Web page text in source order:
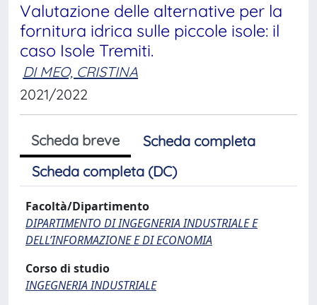
Valutazione delle alternative per la
fornitura idrica sulle piccole isole: il
caso Isole Tremiti.
DI MEO, CRISTINA
2021/2022
Scheda breve
Scheda completa
Scheda completa (DC)
Facoltà/Dipartimento
DIPARTIMENTO DI INGEGNERIA INDUSTRIALE E
DELL’INFORMAZIONE E DI ECONOMIA
Corso di studio
INGEGNERIA INDUSTRIALE